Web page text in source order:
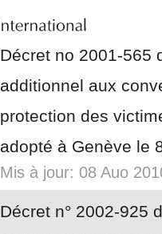
Décret no 2001-565
additionnel aux
protection des
adopté à Genève le
Mis à jour: 08 Auo
Décret n° 2002-925